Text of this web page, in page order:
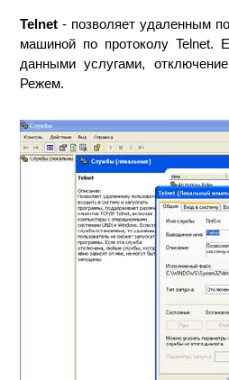
Telnet - позволяет удаленным
машиной по протоколу Telnet.
данными услугами,
Режем.